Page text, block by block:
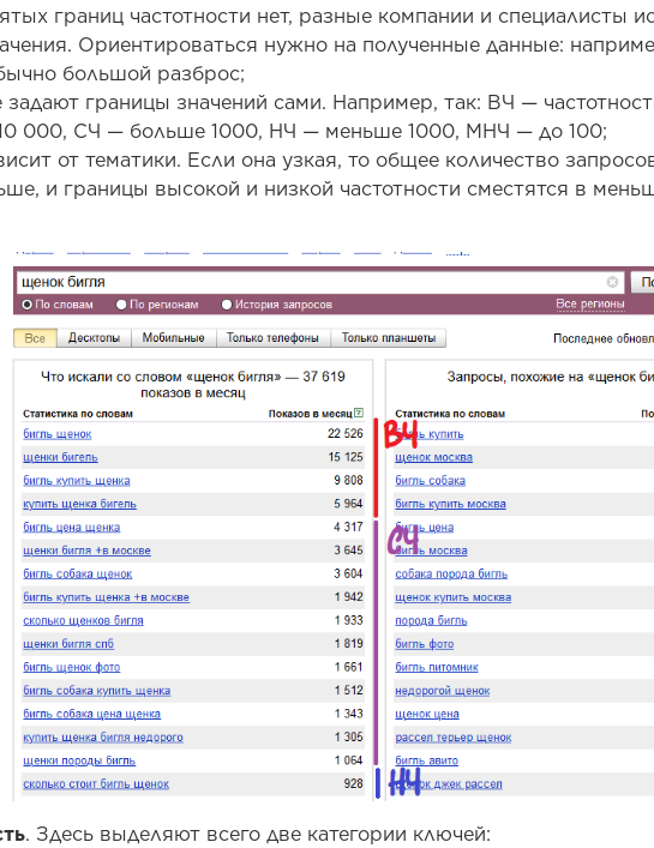
границ частотности нет, разные компании и специалисты
Ориентироваться нужно на полученные данные:
большой разброс;
задают границы значений сами. Например, так: ВЧ —
000, СЧ — больше 1000, НЧ — меньше 1000, МНЧ — до 100;
от тематики. Если она узкая, то общее количество
и границы высокой и низкой частотности сместятся в
. Здесь выделяют всего две категории ключей: